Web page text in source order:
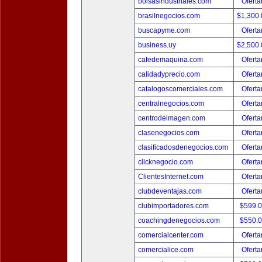
brasilnegocios.com
buscapyme.com
business.uy
cafedemaquina.com
calidadyprecio.com
catalogoscomerciales.com
centralnegocios.com
centrodeimagen.com
clasenegocios.com
clasificadosdenegocios.com
clicknegocio.com
ClientesInternet.com
clubdeventajas.com
clubimportadores.com
coachingdenegocios.com
comercialcenter.com
comercialice.com